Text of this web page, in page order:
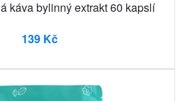
káva bylinný extrakt 60 kapslí
139 Kč